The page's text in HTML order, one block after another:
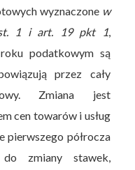
wyznaczone w
1 i art. 19 pkt 1,
podatkowym są
przez cały
Zmiana jest
cen towarów i usług
pierwszego półrocza
zmiany stawek,